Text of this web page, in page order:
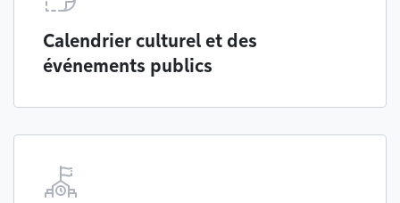
Calendrier culturel et des
événements publics